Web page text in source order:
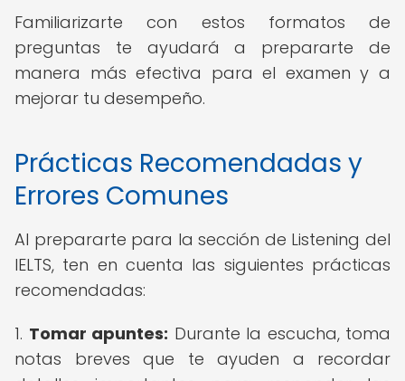
Familiarizarte con estos formatos de
preguntas te ayudará a prepararte de
manera más efectiva para el examen y a
mejorar tu desempeño.
Prácticas Recomendadas y
Errores Comunes
Al prepararte para la sección de Listening del
IELTS, ten en cuenta las siguientes prácticas
recomendadas:
1. Tomar apuntes: Durante la escucha, toma
notas breves que te ayuden a recordar